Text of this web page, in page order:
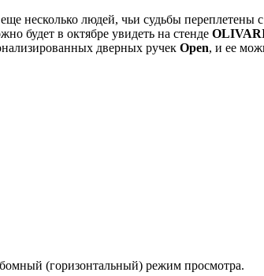
несколько людей, чьи судьбы переплетены
будет в октябре увидеть на стенде
дверных ручек Open, и ее
(горизонтальный) режим просмотра.